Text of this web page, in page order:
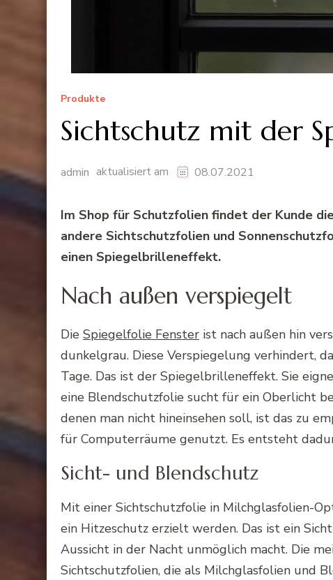
Produkte
Sichtschutz mit der
admin aktualisiert am 08.07.2021
Im Shop für Schutzfolien findet der Kunde
andere Sichtschutzfolien und
einen Spiegelbrilleneffekt.
Nach außen verspiegelt
Die Spiegelfolie Fenster ist nach außen hin
dunkelgrau. Diese Verspiegelung verhindert,
Tage. Das ist der Spiegelbrilleneffekt. Sie
eine Blendschutzfolie sucht für ein Oberlicht
denen man nicht hineinsehen soll, ist das zu
für Computerräume genutzt. Es entsteht
Sicht- und Blendschutz
Mit einer Sichtschutzfolie in Milchglasfolien-
ein Hitzeschutz erzielt werden. Das ist ein
Aussicht in der Nacht unmöglich macht. Die
Sichtschutzfolien, die als Milchglasfolien und